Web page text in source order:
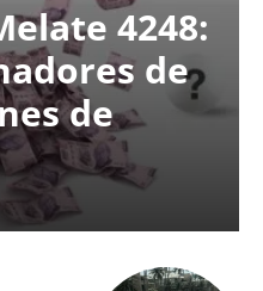
4248:
de
de